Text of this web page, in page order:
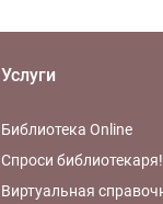
Услуги
Библиотека Online
Спроси библиотекаря!
Виртуальная